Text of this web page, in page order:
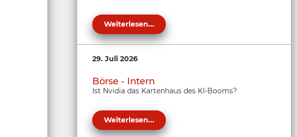
Weiterlesen...
29. Juli 2026
Börse - Intern
Ist Nvidia das Kartenhaus des KI-Booms?
Weiterlesen...